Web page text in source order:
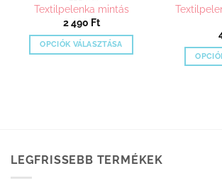
Textilpelenka mintás
2 490 Ft
OPCIÓK VÁLASZTÁSA
változatok
LEGFRISSEBB TERMÉKEK